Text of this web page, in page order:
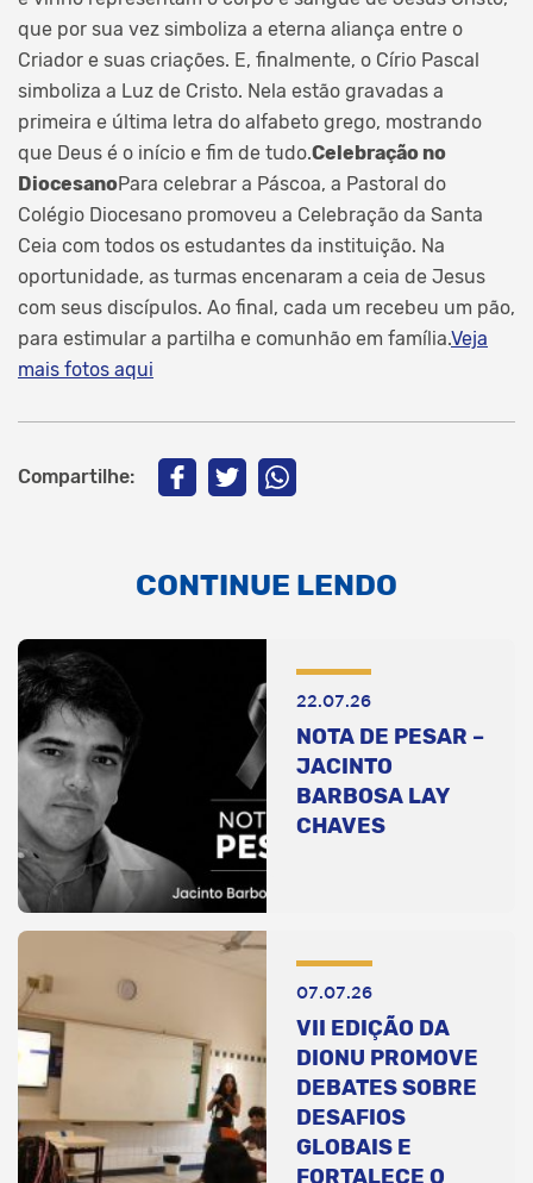
que por sua vez simboliza a eterna aliança entre o
Criador e suas criações. E, finalmente, o Círio Pascal
simboliza a Luz de Cristo. Nela estão gravadas a
primeira e última letra do alfabeto grego, mostrando
que Deus é o início e fim de tudo.Celebração no
DiocesanoPara celebrar a Páscoa, a Pastoral do
Colégio Diocesano promoveu a Celebração da Santa
Ceia com todos os estudantes da instituição. Na
oportunidade, as turmas encenaram a ceia de Jesus
com seus discípulos. Ao final, cada um recebeu um pão,
para estimular a partilha e comunhão em família.Veja
mais fotos aqui
Compartilhe:
CONTINUE LENDO
22.07.26
NOTA DE PESAR –
JACINTO
BARBOSA LAY
CHAVES
07.07.26
VII EDIÇÃO DA
DIONU PROMOVE
DEBATES SOBRE
DESAFIOS
GLOBAIS E
FORTALECE O